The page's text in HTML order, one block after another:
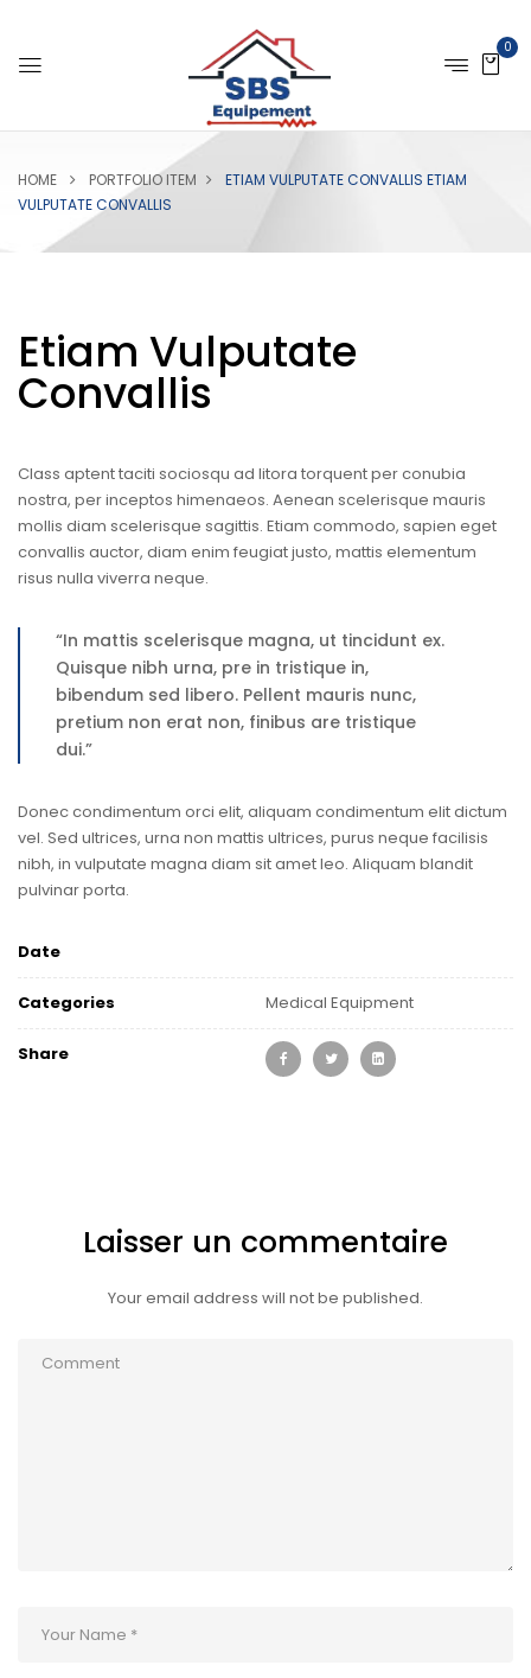
0
HOME PORTFOLIO ITEM ETIAM VULPUTATE CONVALLIS ETIAM
VULPUTATE CONVALLIS
Etiam Vulputate
Convallis
Class aptent taciti sociosqu ad litora torquent per conubia
nostra, per inceptos himenaeos. Aenean scelerisque mauris
mollis diam scelerisque sagittis. Etiam commodo, sapien eget
convallis auctor, diam enim feugiat justo, mattis elementum
risus nulla viverra neque.
“In mattis scelerisque magna, ut tincidunt ex.
Quisque nibh urna, pre in tristique in,
bibendum sed libero. Pellent mauris nunc,
pretium non erat non, finibus are tristique
dui.”
Donec condimentum orci elit, aliquam condimentum elit dictum
vel. Sed ultrices, urna non mattis ultrices, purus neque facilisis
nibh, in vulputate magna diam sit amet leo. Aliquam blandit
pulvinar porta.
Date
Categories Medical Equipment
Share
Laisser un commentaire
Your email address will not be published.